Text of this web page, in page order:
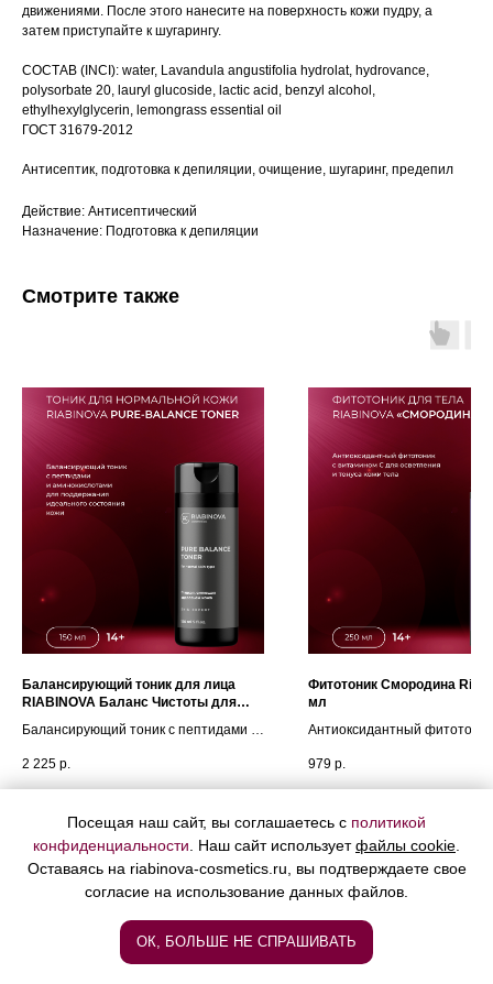
Посещая наш сайт, вы соглашаетесь с политикой
конфиденциальности. Наш сайт используетфайлы cookie.
Оставаясь на riabinova-cosmetics.ru, вы подтверждаете свое
согласие на использование данных файлов.
ОК, БОЛЬШЕ НЕ СПРАШИВАТЬ
движениями. После этого нанесите на поверхность кожи пудру, а
затем приступайте к шугарингу.
СОСТАВ (INCI): water, Lavandula angustifolia hydrolat, hydrovance,
polysorbate 20, lauryl glucoside, lactic acid, benzyl alcohol,
ethylhexylglycerin, lemongrass essential oil
ГОСТ 31679-2012
Антисептик, подготовка к депиляции, очищение, шугаринг, предепил
Действие: Антисептический
Назначение: Подготовка к депиляции
Смотрите также
Балансирующий тоник для лица
RIABINOVA Баланс Чистоты для
Балансирующий тоник с пептидами и
идеального состояния кожи.
2 225 р.
Подробнее
В корзину
Фитотоник Смородина
мл
Антиоксидантный
тонуса кожи тела.
979 р.
В